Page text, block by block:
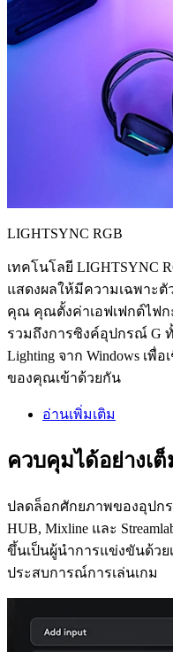
LIGHTSYNC RGB
เทคโนโลยี LIGHTSYNC
แสดงผลให้มีความเฉพาะ
คุณ คุณตั้งค่าเอฟเฟกต์ไฟก
รวมถึงการซิงค์อุปกรณ์ G
Lighting จาก Windows เพื่
ของคุณเข้าด้วยกัน
อ่านเพิ่มเติม
ควบคุมได้อย่างเ
ปลดล็อกศักยภาพของอุปก
HUB, Mixline และ
ขึ้นเป็นผู้นำการแข่งขันด้ว
ประสบการณ์การเล่นเกม